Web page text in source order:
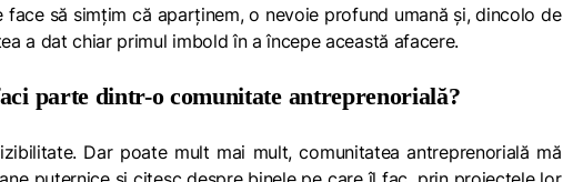
să simțim că aparținem, o nevoie profund umană și, dincolo de
a dat chiar primul imbold în a începe această afacere.
parte dintr-o comunitate antreprenorială?
Dar poate mult mai mult, comunitatea antreprenorială mă